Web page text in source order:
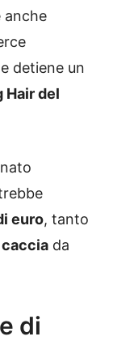
anche
detiene un
Hair del
euro, tanto
caccia da
di